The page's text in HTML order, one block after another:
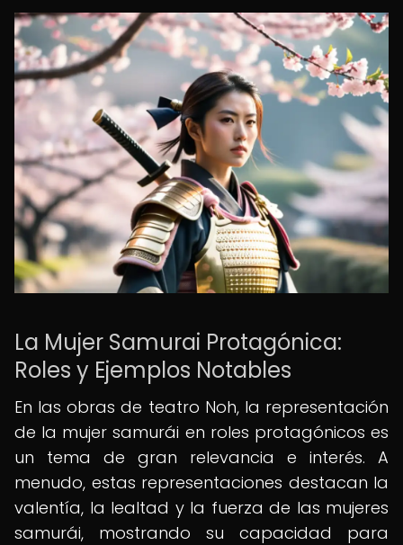
La Mujer Samurai Protagónica:
Roles y Ejemplos Notables
En las obras de teatro Noh, la representación
de la mujer samurái en roles protagónicos es
un tema de gran relevancia e interés. A
menudo, estas representaciones destacan la
valentía, la lealtad y la fuerza de las mujeres
samurái, mostrando su capacidad para